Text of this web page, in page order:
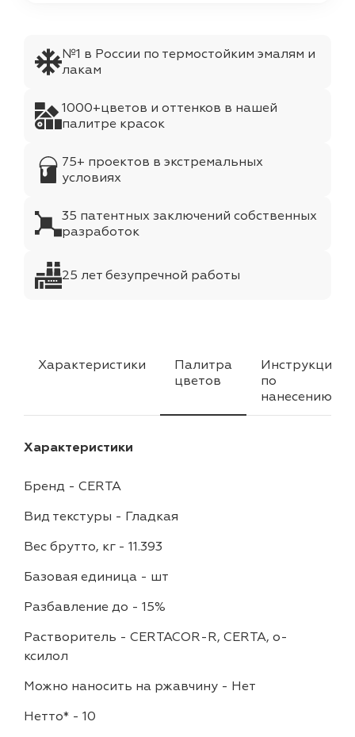
№1 в России по термостойким эмалям и
лакам
1000+цветов и оттенков в нашей
палитре красок
75+ проектов в экстремальных
условиях
35 патентных заключений собственных
разработок
25 лет безупречной работы
Характеристики
Палитра
цветов
Инструкция
по
нанесению
Характеристики
Бренд - CERTA
Вид текстуры - Гладкая
Вес брутто, кг - 11.393
Базовая единица - шт
Разбавление до - 15%
Растворитель - CERTACOR-R, CERTA, о-
ксилол
Можно наносить на ржавчину - Нет
Нетто* - 10